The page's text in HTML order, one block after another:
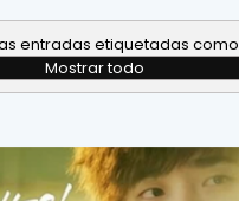
entradas etiquetadas como
Mostrar todo